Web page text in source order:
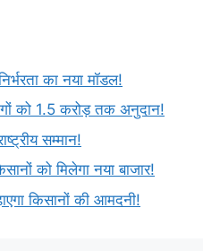
का नया मॉडल!
को 1.5 करोड़ तक अनुदान!
सम्मान!
को मिलेगा नया बाजार!
किसानों की आमदनी!